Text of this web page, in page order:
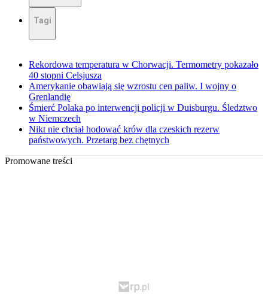
Tagi
Rekordowa temperatura w Chorwacji. Termometry pokazało
40 stopni Celsjusza
Amerykanie obawiają się wzrostu cen paliw. I wojny o
Grenlandię
Śmierć Polaka po interwencji policji w Duisburgu. Śledztwo
w Niemczech
Nikt nie chciał hodować krów dla czeskich rezerw
państwowych. Przetarg bez chętnych
Promowane treści